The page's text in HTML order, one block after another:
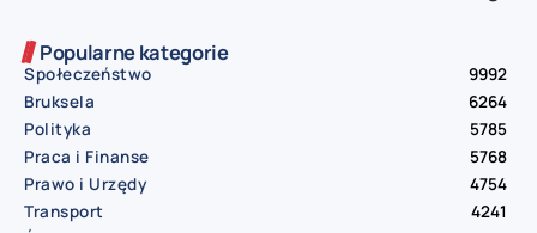
Popularne kategorie
Społeczeństwo
9992
Bruksela
6264
Polityka
5785
Praca i Finanse
5768
Prawo i Urzędy
4754
Transport
4241